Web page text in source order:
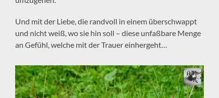
Und mit der Liebe, die randvoll in einem überschwappt
und nicht weiß, wo sie hin soll – diese unfaßbare Menge
an Gefühl, welche mit der Trauer einhergeht…